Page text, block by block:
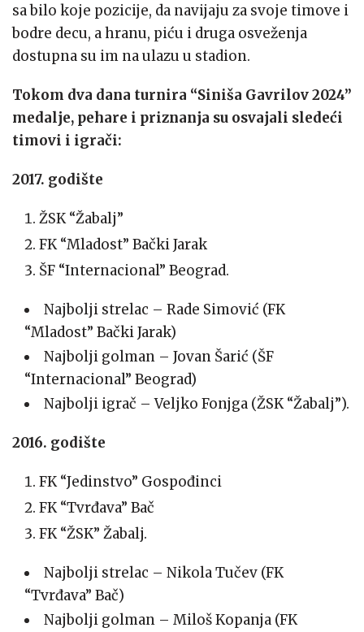
sa bilo koje pozicije, da navijaju za svoje timove i
bodre decu, a hranu, piću i druga osveženja
dostupna su im na ulazu u stadion.
Tokom dva dana turnira “Siniša Gavrilov 2024”
medalje, pehare i priznanja su osvajali sledeći
timovi i igrači:
2017. godište
ŽSK “Žabalj”
FK “Mladost” Bački Jarak
ŠF “Internacional” Beograd.
Najbolji strelac – Rade Simović (FK
“Mladost” Bački Jarak)
Najbolji golman – Jovan Šarić (ŠF
“Internacional” Beograd)
Najbolji igrač – Veljko Fonjga (ŽSK “Žabalj”).
2016. godište
FK “Jedinstvo” Gospođinci
FK “Tvrđava” Bač
FK “ŽSK” Žabalj.
Najbolji strelac – Nikola Tučev (FK
“Tvrđava” Bač)
Najbolji golman – Miloš Kopanja (FK